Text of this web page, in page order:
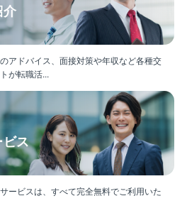
職からスタートし、将来的には
トに携わっていただく等、様々
しています。
ベーション事業、分譲住宅事
いるため、事業部を跨いだ、キ
ためご自身に合った業務を探
る環境が整っております。
介
アドバイス、面接対策や年収など各種交
が転職活...
ス
ービスは、すべて完全無料でご利用いた